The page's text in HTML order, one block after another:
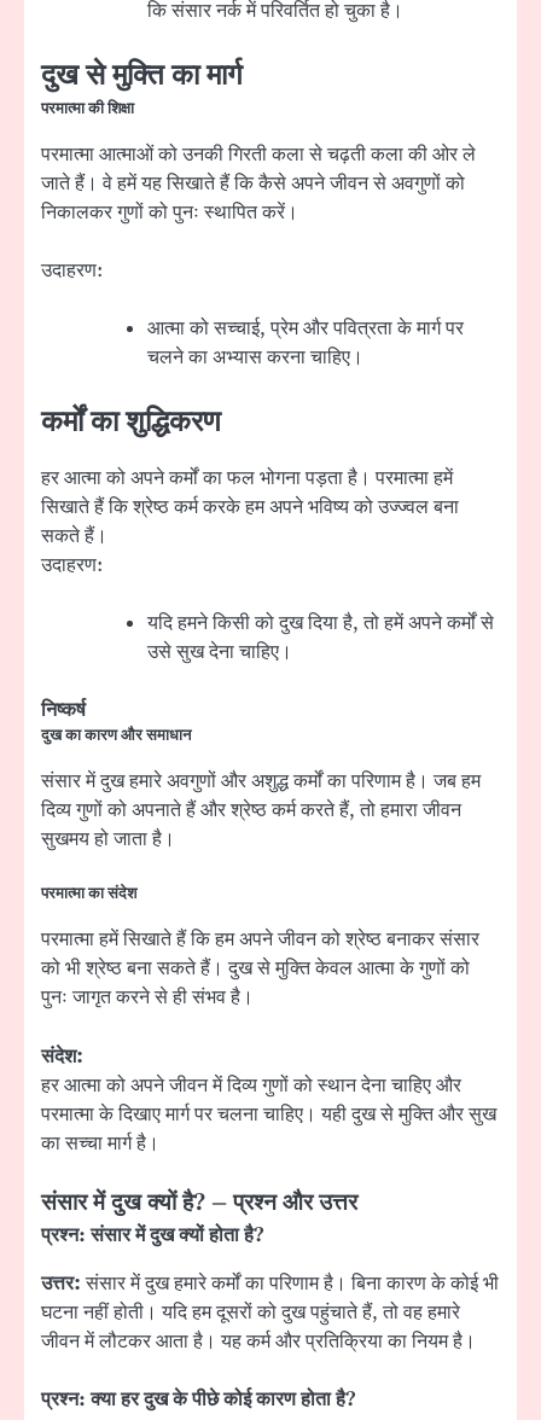
कि संसार नर्क में परिवर्तित हो चुका है।
दुख से मुक्ति का मार्ग
परमात्मा की शिक्षा
परमात्मा आत्माओं को उनकी गिरती कला से चढ़ती कला की ओर ले
जाते हैं। वे हमें यह सिखाते हैं कि कैसे अपने जीवन से अवगुणों को
निकालकर गुणों को पुनः स्थापित करें।
उदाहरण:
आत्मा को सच्चाई, प्रेम और पवित्रता के मार्ग पर
चलने का अभ्यास करना चाहिए।
कर्मों का शुद्धिकरण
हर आत्मा को अपने कर्मों का फल भोगना पड़ता है। परमात्मा हमें
सिखाते हैं कि श्रेष्ठ कर्म करके हम अपने भविष्य को उज्ज्वल बना
सकते हैं।
उदाहरण:
यदि हमने किसी को दुख दिया है, तो हमें अपने कर्मों से
उसे सुख देना चाहिए।
निष्कर्ष
दुख का कारण और समाधान
संसार में दुख हमारे अवगुणों और अशुद्ध कर्मों का परिणाम है। जब हम
दिव्य गुणों को अपनाते हैं और श्रेष्ठ कर्म करते हैं, तो हमारा जीवन
सुखमय हो जाता है।
परमात्मा का संदेश
परमात्मा हमें सिखाते हैं कि हम अपने जीवन को श्रेष्ठ बनाकर संसार
को भी श्रेष्ठ बना सकते हैं। दुख से मुक्ति केवल आत्मा के गुणों को
पुनः जागृत करने से ही संभव है।
संदेश:
हर आत्मा को अपने जीवन में दिव्य गुणों को स्थान देना चाहिए और
परमात्मा के दिखाए मार्ग पर चलना चाहिए। यही दुख से मुक्ति और सुख
का सच्चा मार्ग है।
संसार में दुख क्यों है? –प्रश्न और उत्तर
प्रश्न: संसार में दुख क्यों होता है?
उत्तर:संसार में दुख हमारे कर्मों का परिणाम है। बिना कारण के कोई भी
घटना नहीं होती। यदि हम दूसरों को दुख पहुंचाते हैं, तो वह हमारे
जीवन में लौटकर आता है। यह कर्म और प्रतिक्रिया का नियम है।
प्रश्न: क्या हर दुख के पीछे कोई कारण होता है?